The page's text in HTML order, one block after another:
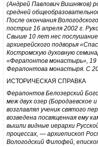
(Андрей Павлович Вишняков)
средней
После окончания
постриг 16 апреля 2002 г.
Свыше 10 лет нес
архиерейского подворья
Костромскую духовную
«Ферапонтов монастырь», 19
Ферапонтова монастыря. С
ИСТОРИЧЕСКАЯ СПРАВКА
Ферапонтов Белозерский
меж двух озер (Бородаевское
возглавлял ученик святого
возведена посвященная ему
вышли видные иерархи
процессах, — архиепископ
Вологодский Филофей,